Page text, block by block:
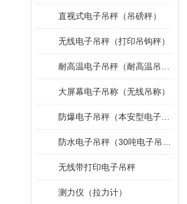
直视式电子吊秤（吊磅秤）
无线电子吊秤（打印吊钩秤）
大屏幕电子吊称（无线吊称）
无线带打印电子吊秤
测力仪（拉力计）